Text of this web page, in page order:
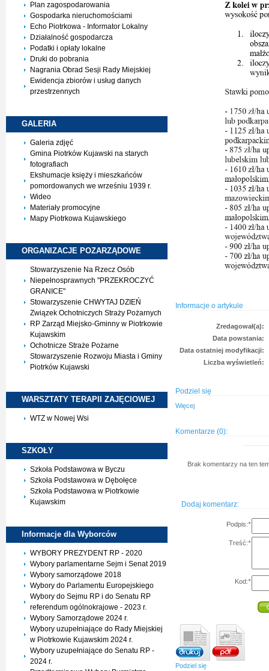
Plan zagospodarowania
Gospodarka nieruchomościami
Echo Piotrkowa - Informator Lokalny
Działalność gospodarcza
Podatki i opłaty lokalne
Druki do pobrania
Nagrania Obrad Sesji Rady Miejskiej
Ewidencja zbiorów i usług danych
przestrzennych
GALERIA
Galeria zdjęć
Gmina Piotrków Kujawski na starych
fotografiach
Ekshumacje księży i mieszkańców
pomordowanych we wrześniu 1939 r.
Wideo
Materiały promocyjne
Mapy Piotrkowa Kujawskiego
ORGANIZACJE POZARZĄDOWE
Stowarzyszenie Na Rzecz Osób
Niepełnosprawnych "PRZEKROCZYĆ
GRANICE"
Stowarzyszenie CHWYTAJ DZIEŃ
Związek Ochotniczych Straży Pożarnych
RP Zarząd Miejsko-Gminny w Piotrkowie
Kujawskim
Ochotnicze Straże Pożarne
Stowarzyszenie Rozwoju Miasta i Gminy
Piotrków Kujawski
WARSZTATY TERAPII ZAJĘCIOWEJ
WTZ w Nowej Wsi
SZKOŁY
Szkoła Podstawowa w Byczu
Szkoła Podstawowa w Dębołęce
Szkoła Podstawowa w Piotrkowie
Kujawskim
Informacje dla Wyborców
WYBORY PREZYDENT RP - 2020
Wybory parlamentarne Sejm i Senat 2019
Wybory samorządowe 2018
Wybory do Parlamentu Europejskiego
Wybory do Sejmu RP i do Senatu RP
referendum ogólnokrajowe - 2023 r.
Wybory Samorządowe 2024 r.
Wybory uzupełniające do Rady Miejskiej
w Piotrkowie Kujawskim 2024 r.
Wybory uzupełniające do Senatu RP -
2024 r.
Informacje o artykule
Zredagował(a):
Data powstania:
Data ostatniej modyfikacji:
Liczba wyświetleń:
Podziel się
Więcej
Komentarze (0):
Brak komentarzy na ten
Dodaj komentarz:
Podpis:*
Treść:*
Kod:*
Podziel się